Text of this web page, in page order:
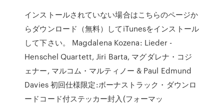
インストールされていない場合はこちらのページか
らダウンロード（無料）してiTunesをインストール
して下さい。 Magdalena Kozena: Lieder -
Henschel Quartett, Jiri Barta, マグダレナ・コジ
ェナー, マルコム・マルティノー & Paul Edmund
Davies 初回仕様限定:ボーナストラック・ダウンロ
ードコード付ステッカー封入(フォーマッ